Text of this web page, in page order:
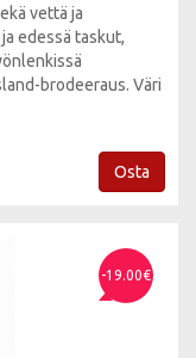
vettä ja
edessä taskut,
brodeeraus. Väri
Osta
-19.00€